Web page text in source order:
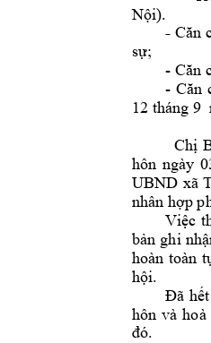
Nội).
- Căn
sự;
- Căn
- Căn
12 tháng 9
Chị
hôn ngày
UBND xã
nhân hợp
Việc
bản ghi
hoàn toàn
hội.
Đã hết
hôn và hoà
đó.